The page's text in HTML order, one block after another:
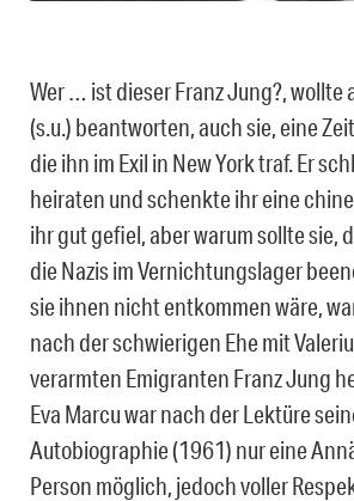
Wer … ist dieser Franz Jung?, wollte
(s.u.) beantworten, auch sie, eine
die ihn im Exil in New York traf. Er
heiraten und schenkte ihr eine
ihr gut gefiel, aber warum sollte sie,
die Nazis im Vernichtungslager
sie ihnen nicht entkommen wäre,
nach der schwierigen Ehe mit
verarmten Emigranten Franz Jung
Eva Marcu war nach der Lektüre
Autobiographie (1961) nur eine
Person möglich, jedoch voller